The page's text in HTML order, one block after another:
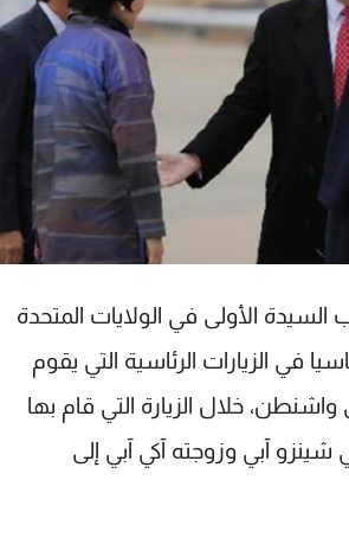
السيدة الأولى في الولايات المتحدة
في الزيارات الرئاسية التي يقوم
واشنطن، خلال الزيارة التي قام بها
شينزو آبي وزوجته آكي آبي إلى
وظائف
شروط الإسـتخدام